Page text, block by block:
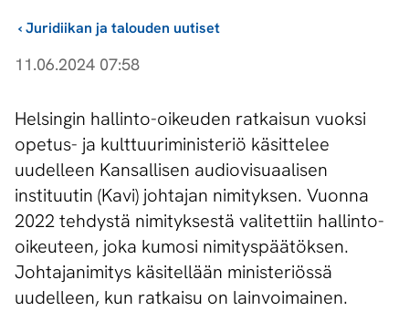
Juridiikan ja talouden uutiset
›
11.06.2024 07:58
Helsingin hallinto-oikeuden ratkaisun vuoksi
opetus- ja kulttuuriministeriö käsittelee
uudelleen Kansallisen audiovisuaalisen
instituutin (Kavi) johtajan nimityksen. Vuonna
2022 tehdystä nimityksestä valitettiin hallinto-
oikeuteen, joka kumosi nimityspäätöksen.
Johtajanimitys käsitellään ministeriössä
uudelleen, kun ratkaisu on lainvoimainen.